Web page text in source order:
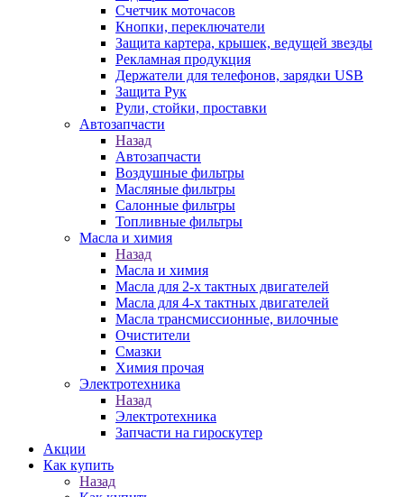
Счетчик моточасов
Кнопки, переключатели
Защита картера, крышек, ведущей звезды
Рекламная продукция
Держатели для телефонов, зарядки USB
Защита Рук
Рули, стойки, проставки
Автозапчасти
Назад
Автозапчасти
Воздушные фильтры
Масляные фильтры
Салонные фильтры
Топливные фильтры
Масла и химия
Назад
Масла и химия
Масла для 2-х тактных двигателей
Масла для 4-х тактных двигателей
Масла трансмиссионные, вилочные
Очистители
Смазки
Химия прочая
Электротехника
Назад
Электротехника
Запчасти на гироскутер
Акции
Как купить
Назад